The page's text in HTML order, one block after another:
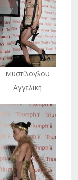
Μυστίλογλου
Αγγελική